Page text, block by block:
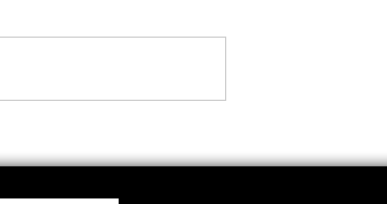
Einreichungen: Oscar-